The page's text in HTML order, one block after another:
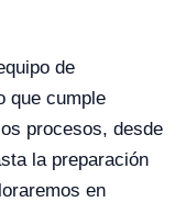
de
que cumple
procesos, desde
la preparación
en